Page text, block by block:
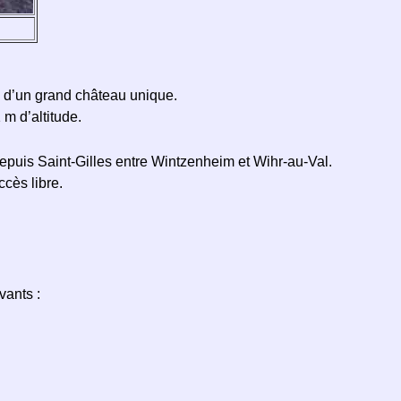
grand château unique.
d’altitude.
Saint-Gilles entre Wintzenheim et Wihr-au-Val.
libre.
: